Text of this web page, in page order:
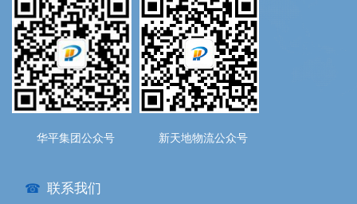
华平集团公众号 新天地物流公众号
☎ 联系我们